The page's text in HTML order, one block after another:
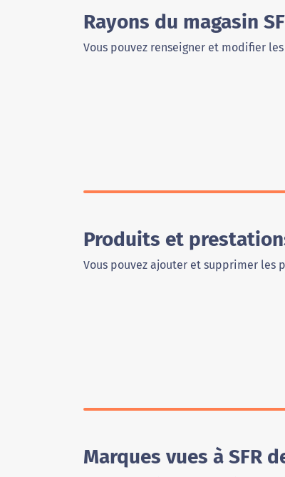
Rayons du magasin
Vous pouvez renseigner et modifier
Produits et
Vous pouvez ajouter et supprimer
Marques vues à SFR